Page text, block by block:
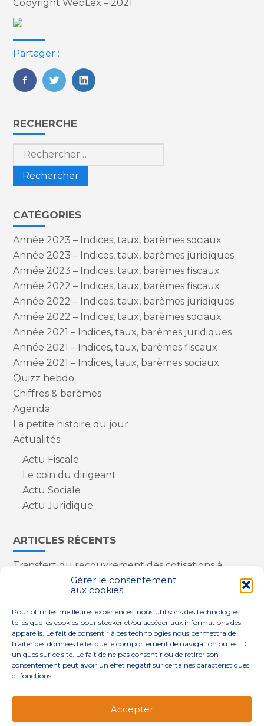
Gérer le consentement
aux cookies
Pour offrir les meilleures expériences, nous utilisons des technologies
telles que les cookies pour stocker et/ou accéder aux informations des
appareils. Le fait de consentir à ces technologies nous permettra de
traiter des données telles que le comportement de navigation ou les ID
uniques sur ce site. Le fait de ne pas consentir ou de retirer son
consentement peut avoir un effet négatif sur certaines caractéristiques
et fonctions.
Accepter
Copyright WebLex – 2021
Partager :
FaceBook
TwitterLinkedIn
Blog
sidebar
RECHERCHE
Rechercher :
CATÉGORIES
Année 2023 – Indices, taux, barèmes sociaux
Année 2023 – Indices, taux, barèmes juridiques
Année 2023 – Indices, taux, barèmes fiscaux
Année 2022 – Indices, taux, barèmes fiscaux
Année 2022 – Indices, taux, barèmes juridiques
Année 2022 – Indices, taux, barèmes sociaux
Année 2021 – Indices, taux, barèmes juridiques
Année 2021 – Indices, taux, barèmes fiscaux
Année 2021 – Indices, taux, barèmes sociaux
Quizz hebdo
Chiffres & barèmes
Agenda
La petite histoire du jour
Actualités
Actu Fiscale
Le coin du dirigeant
Actu Sociale
Actu Juridique
ARTICLES RÉCENTS
Transfert du recouvrement des cotisations à
l’Urssaf : des nouveautés
Appareils reconditionnés : annulation de la
Contrôle de la qualité de l’air dans les ERP
Industriels : le point sur les dernières évolutions
réglementaires
Footer QUI SOMMES-NOUS ?
NOS SOLUTIONS
ACTUALITÉS CONTACT